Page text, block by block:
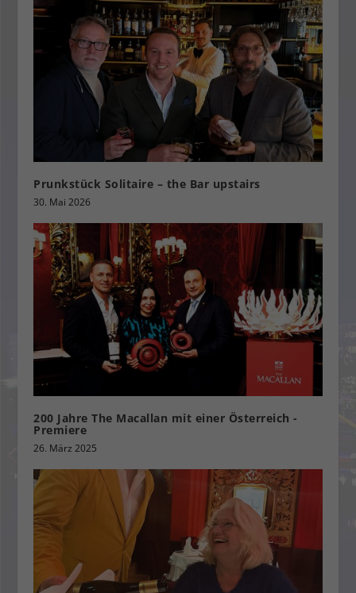
Prunkstück Solitaire – the Bar upstairs
30. Mai 2026
200 Jahre The Macallan mit einer Österreich -
Premiere
26. März 2025